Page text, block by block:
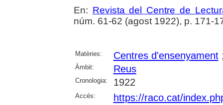
En: Revista del Centre de
núm. 61-62 (agost 1922), p. 171-
Matèries: Centres d'ensenyament
Àmbit: Reus
Cronologia: 1922
Accés: https://raco.cat/